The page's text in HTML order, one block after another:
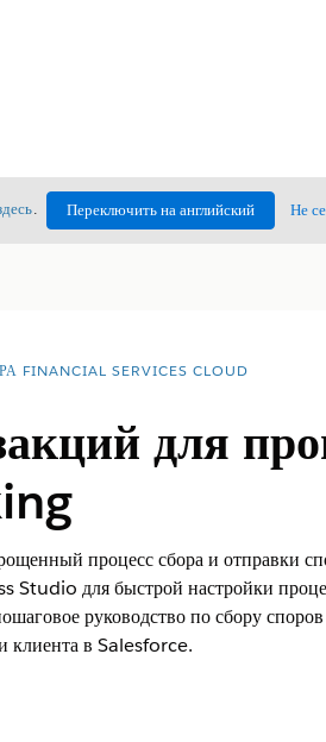
. Переключить на английский Не
SERVICES CLOUD
для
процесс сбора и отправки
Studio для быстрой настройки
руководство по сбору
клиента в Salesforce.